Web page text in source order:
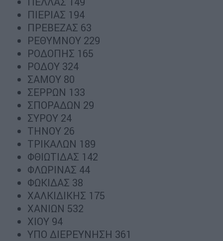
ΠΙΕΡΙΑΣ 194
ΠΡΕΒΕΖΑΣ 63
ΡΕΘΥΜΝΟΥ 229
ΡΟΔΟΠΗΣ 165
ΡΟΔΟΥ 324
ΣΑΜΟΥ 80
ΣΕΡΡΩΝ 133
ΣΠΟΡΑΔΩΝ 29
ΣΥΡΟΥ 24
ΤΗΝΟΥ 26
ΤΡΙΚΑΛΩΝ 189
ΦΘΙΩΤΙΔΑΣ 142
ΦΛΩΡΙΝΑΣ 44
ΦΩΚΙΔΑΣ 38
ΧΑΛΚΙΔΙΚΗΣ 175
ΧΑΝΙΩΝ 532
ΧΙΟΥ 94
ΥΠΟ ΔΙΕΡΕΥΝΗΣΗ 361